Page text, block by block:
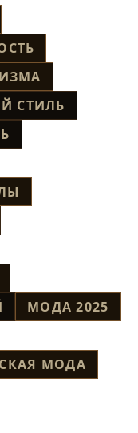
СТИЛЬ
МОДА 2025
МОДА